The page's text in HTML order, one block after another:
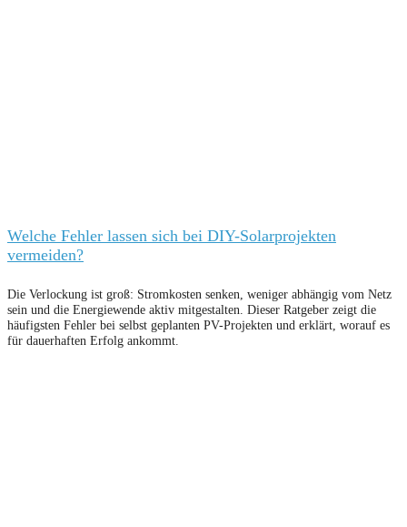
Welche Fehler lassen sich bei DIY-Solarprojekten
vermeiden?
Die Verlockung ist groß: Stromkosten senken, weniger abhängig vom Netz
sein und die Energiewende aktiv mitgestalten. Dieser Ratgeber zeigt die
häufigsten Fehler bei selbst geplanten PV-Projekten und erklärt, worauf es
für dauerhaften Erfolg ankommt.